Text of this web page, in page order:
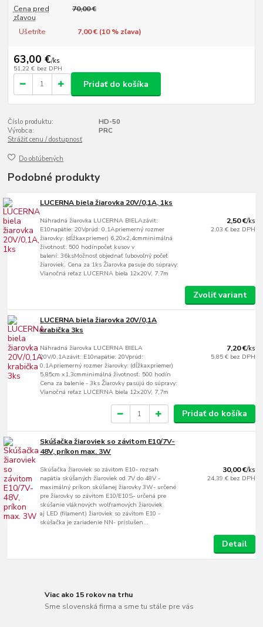
Cena pred
zľavou
70,00 €
Ušetríte 7,00 € (10% zľava)
63,00 €/ks
51,22 € bez DPH
Pridať do košíka
Číslo produktu:
HD-50
Výrobca:
PRC
Strážiť cenu / dostupnosť
Do obľúbených
Podobné produkty
LUCERNA biela žiarovka 20V/0,1A, 1ks
Náhradná žiarovka LUCERNA BIELAzávit:
E10napätie: 20Vprúd: 0,1Apriemerný rozmer
žiarovky: (dĺžkaxpriemer) 6,20x2,4cmminimálná
životnosť: 500 hodínpočet kusov v
balení: 36ksMožnosť objednať ľubovoľný počeť
žiaroviek. Cena za 1ks Žiarovka pasuje do súpravy:
Vianočná reťaz LUCERNA biela 12x20V, 7,7m
2,50 €/ks
2,03 € bez DPH
Zvoliť variant
LUCERNA biela žiarovka 20V/0,1A
krabička 3ks
Náhradná žiarovka LUCERNA BIELA
20V/0,1Azávit: E10napätie: 20Vprúd:
0,1Apriemerný rozmer žiarovky: (dĺžkaxpriemer)
5,85cm x1,3cmminimálná životnosť: 500 hodín
Cena za balenie - 3ks Žiarovky pasujú do súpravy:
Vianočná reťaz LUCERNA biela 12x20V, 7,7m
7,20 €/ks
5,85 € bez DPH
Pridať do košíka
Skúšačka žiaroviek so závitom E10/7V-
48V, príkon max. 3W
Skúšačka žiaroviek so závitom E10- rozsah
napätia skúšaných žiaroviek od 7V do 48V -
maximálný príkon skúšanej žiarovky 3W- určené
pre žiarovky so závitom E10/E10S- určená pre
skúšanie vláknových wolframových žiaroviek
aj LED (filament) žiaroviek so závitom E10 -
skúšačka je zariadenie NN- príslušen...
30,00 €/ks
24,39 € bez DPH
Detail
Viac ako 15 rokov na trhu
Sme slovenská firma a sme tu stále pre vás